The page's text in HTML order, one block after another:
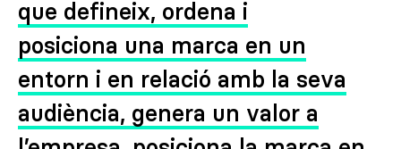
que defineix, ordena i
posiciona una marca en un
entorn i en relació amb la seva
audiència, genera un valor a